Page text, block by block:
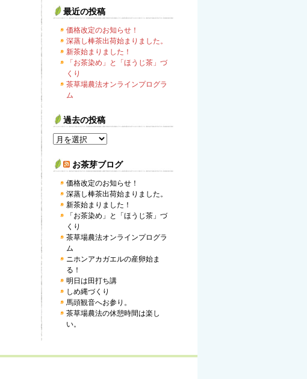
最近の投稿
価格改定のお知らせ！
深蒸し棒茶出荷始まりました。
新茶始まりました！
「お茶染め」と「ほうじ茶」づ
くり
茶草場農法オンラインプログラ
ム
過去の投稿
お茶芽ブログ
価格改定のお知らせ！
深蒸し棒茶出荷始まりました。
新茶始まりました！
「お茶染め」と「ほうじ茶」づ
くり
茶草場農法オンラインプログラ
ム
ニホンアカガエルの産卵始ま
る！
明日は田打ち講
しめ縄づくり
馬頭観音へお参り。
茶草場農法の休憩時間は楽し
い。